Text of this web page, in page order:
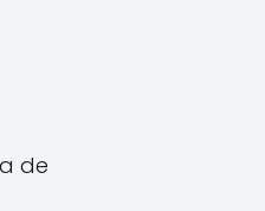
de